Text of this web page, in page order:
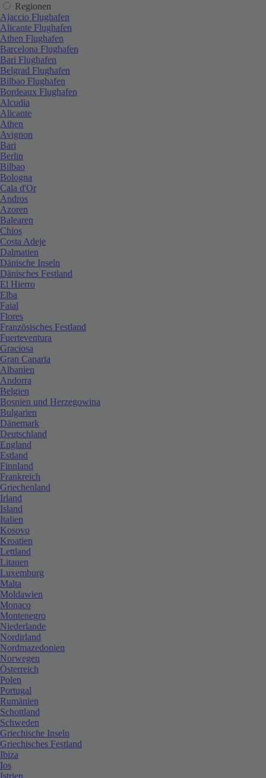
Regionen
Ajaccio Flughafen
Alicante Flughafen
Athen Flughafen
Barcelona Flughafen
Bari Flughafen
Belgrad Flughafen
Bilbao Flughafen
Bordeaux Flughafen
Alcudia
Alicante
Athen
Avignon
Bari
Berlin
Bilbao
Bologna
Cala d'Or
Andros
Azoren
Balearen
Chios
Costa Adeje
Dalmatien
Dänische Inseln
Dänisches Festland
El Hierro
Elba
Faial
Flores
Französisches Festland
Fuerteventura
Graciosa
Gran Canaria
Albanien
Andorra
Belgien
Bosnien und Herzegowina
Bulgarien
Dänemark
Deutschland
England
Estland
Finnland
Frankreich
Griechenland
Irland
Island
Italien
Kosovo
Kroatien
Lettland
Litauen
Luxemburg
Malta
Moldawien
Monaco
Montenegro
Niederlande
Nordirland
Nordmazedonien
Norwegen
Österreich
Polen
Portugal
Rumänien
Schottland
Schweden
Griechische Inseln
Griechisches Festland
Ibiza
Ios
Istrien